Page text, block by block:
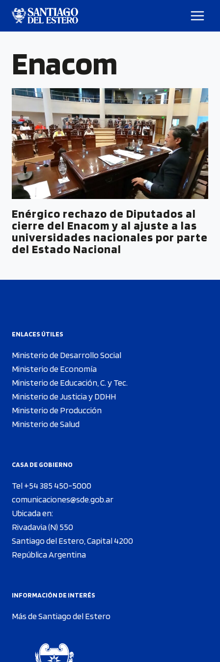
Enacom
Enérgico rechazo de Diputados al
cierre del Enacom y al ajuste a las
universidades nacionales por parte
del Estado Nacional
ENLACES ÚTILES
Ministerio de Desarrollo Social
Ministerio de Economía
Ministerio de Educación, C. y Tec.
Ministerio de Justicia y DDHH
Ministerio de Producción
Ministerio de Salud
CASA DE GOBIERNO
Tel +54 385 450-5000
comunicaciones@sde.gob.ar
Ubicada en:
Rivadavia (N) 550
Santiago del Estero, Capital 4200
República Argentina
INFORMACIÓN DE INTERÉS
Más de Santiago del Estero